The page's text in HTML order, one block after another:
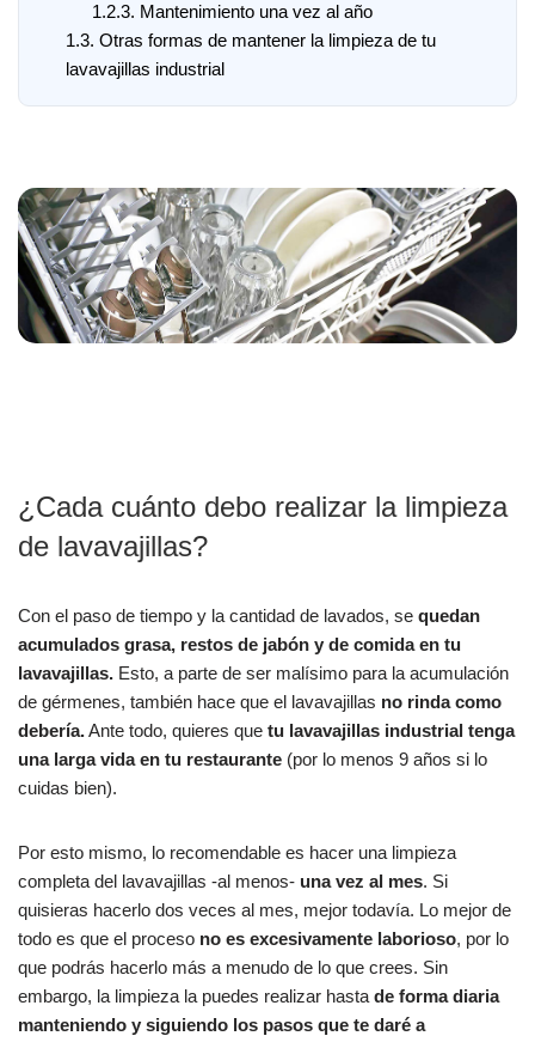
1.2.3. Mantenimiento una vez al año
1.3. Otras formas de mantener la limpieza de tu
lavavajillas industrial
¿Cada cuánto debo realizar la limpieza
de lavavajillas?
Con el paso de tiempo y la cantidad de lavados, se quedan
acumulados grasa, restos de jabón y de comida en tu
lavavajillas. Esto, a parte de ser malísimo para la acumulación
de gérmenes, también hace que el lavavajillas no rinda como
debería.Ante todo, quieres que tu lavavajillas industrial tenga
una larga vida en tu restaurante (por lo menos 9 años si lo
cuidas bien).
Por esto mismo, lo recomendable es hacer una limpieza
completa del lavavajillas -al menos- una vez al mes. Si
quisieras hacerlo dos veces al mes, mejor todavía. Lo mejor de
todo es que el proceso no es excesivamente laborioso, por lo
que podrás hacerlo más a menudo de lo que crees. Sin
embargo, la limpieza la puedes realizar hasta de forma diaria
manteniendo y siguiendo los pasos que te daré a